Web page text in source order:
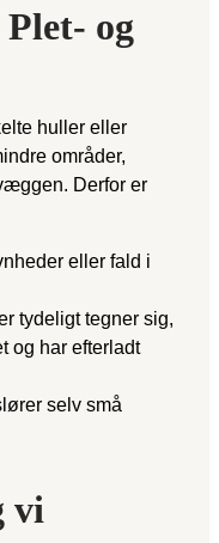
og
huller eller
områder,
Derfor er
eller fald i
tydeligt tegner sig,
og har efterladt
selv små
vi